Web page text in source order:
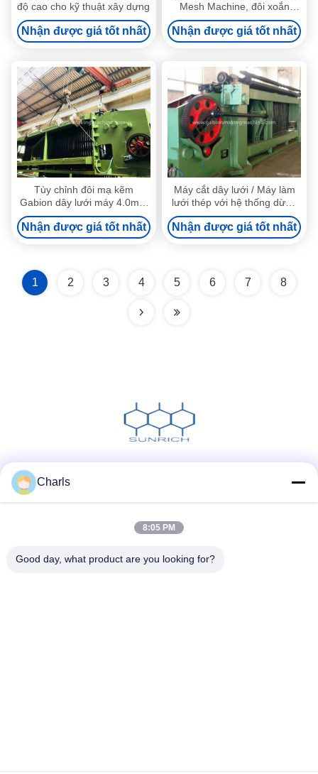
độ cao cho kỹ thuật xây dựng
Nhận được giá tốt nhất
Mesh Machine, đôi xoắn
Gabion Making Machine
Nhận được giá tốt nhất
Tùy chỉnh đôi mạ kẽm
Gabion dây lưới máy 4.0mm
dây với quá tải bảo vệ ly hợp
Nhận được giá tốt nhất
Máy cắt dây lưới / Máy làm
lưới thép với hệ thống dừng
tự động
Nhận được giá tốt nhất
1 2 3 4 5 6 7 8
Charls
8:05 PM
Good day, what product are you looking for?